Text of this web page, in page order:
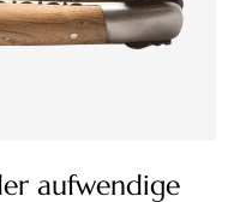
aufwendige